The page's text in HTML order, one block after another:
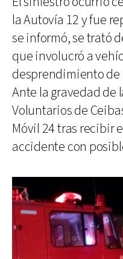
la Autovía 12 y fue
se informó, se trató
que involucró a
desprendimiento de
Ante la gravedad de
Voluntarios de
Móvil 24 tras recibir
accidente con